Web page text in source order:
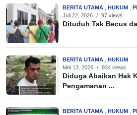
BERITA UTAMA HUKUM
Juli 22, 2026 / 97 views
Dituduh Tak Becus
BERITA UTAMA
HUKUM
Mei 13, 2026 / 934 views
Diduga Abaikan Hak
Pengamanan ...
BERITA UTAMA HUKUM